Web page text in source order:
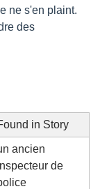
ne s'en plaint.
des
in Story
ancien
de